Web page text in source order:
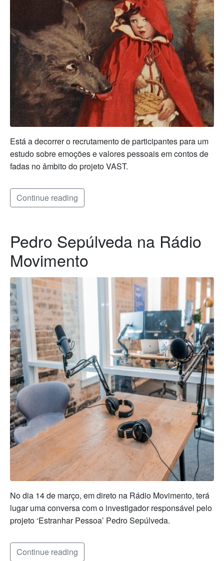
Está a decorrer o recrutamento de participantes para um
estudo sobre emoções e valores pessoais em contos de
fadas no âmbito do projeto VAST.
Continue reading
Pedro Sepúlveda na Rádio
Movimento
No dia 14 de março, em direto na Rádio Movimento, terá
lugar uma conversa com o investigador responsável pelo
projeto ‘Estranhar Pessoa’ Pedro Sepúlveda.
Continue reading